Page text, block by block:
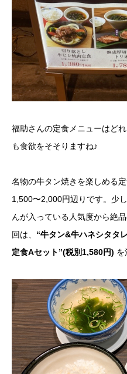
福助さんの定食メニューはど
も食欲をそそりますね♪
名物の牛タン焼きを楽しめる
1,500〜2,000円辺りです。少
んが入っている人気度から絶
回は、 “牛タン&牛ハネシタタ
定食Aセット”(税別1,580円) を